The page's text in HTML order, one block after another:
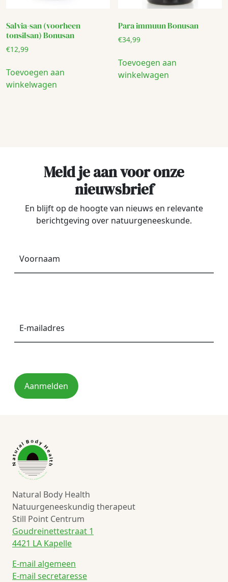
Salvia-san (voorheen
tonsilsan) Bonusan
€12,99
Toevoegen aan
winkelwagen
Para immuun Bonusan
€34,99
Toevoegen aan
winkelwagen
Meld je aan voor onze
nieuwsbrief
En blijft op de hoogte van nieuws en relevante
berichtgeving over natuurgeneeskunde.
Aanmelden
Natural Body Health
Natuurgeneeskundig therapeut
Still Point Centrum
Goudreinettestraat 1
4421 LA Kapelle
E-mail algemeen
E-mail secretaresse